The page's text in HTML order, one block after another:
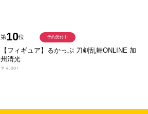
第10位
【フィギュア】るかっぷ 刀剣乱舞ONLINE 加
州清光
￥4,301
予約受付中